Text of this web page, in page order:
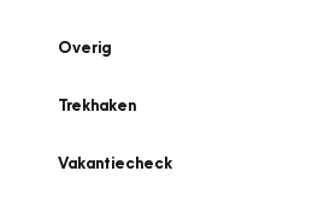
Overig
Trekhaken
Vakantiecheck